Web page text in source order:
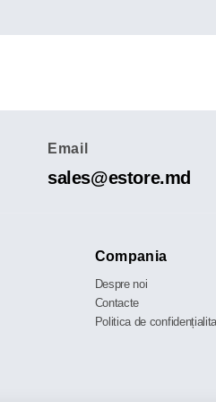
Email
sales@estore.md
Compania
Despre noi
Contacte
Politica de